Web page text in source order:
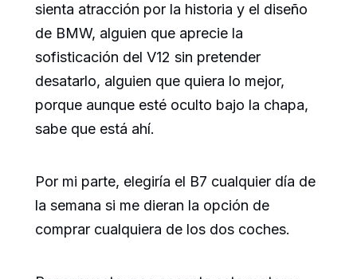
sienta atracción por la historia y el diseño
de BMW, alguien que aprecie la
sofisticación del V12 sin pretender
desatarlo, alguien que quiera lo mejor,
porque aunque esté oculto bajo la chapa,
sabe que está ahí.
Por mi parte, elegiría el B7 cualquier día de
la semana si me dieran la opción de
comprar cualquiera de los dos coches.